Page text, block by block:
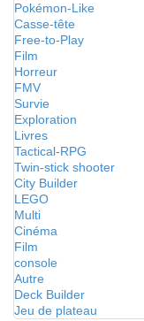
Pokémon-Like
Casse-tête
Free-to-Play
Film
Horreur
FMV
Survie
Exploration
Livres
Tactical-RPG
Twin-stick shooter
City Builder
LEGO
Multi
Cinéma
Film
console
Autre
Deck Builder
Jeu de plateau